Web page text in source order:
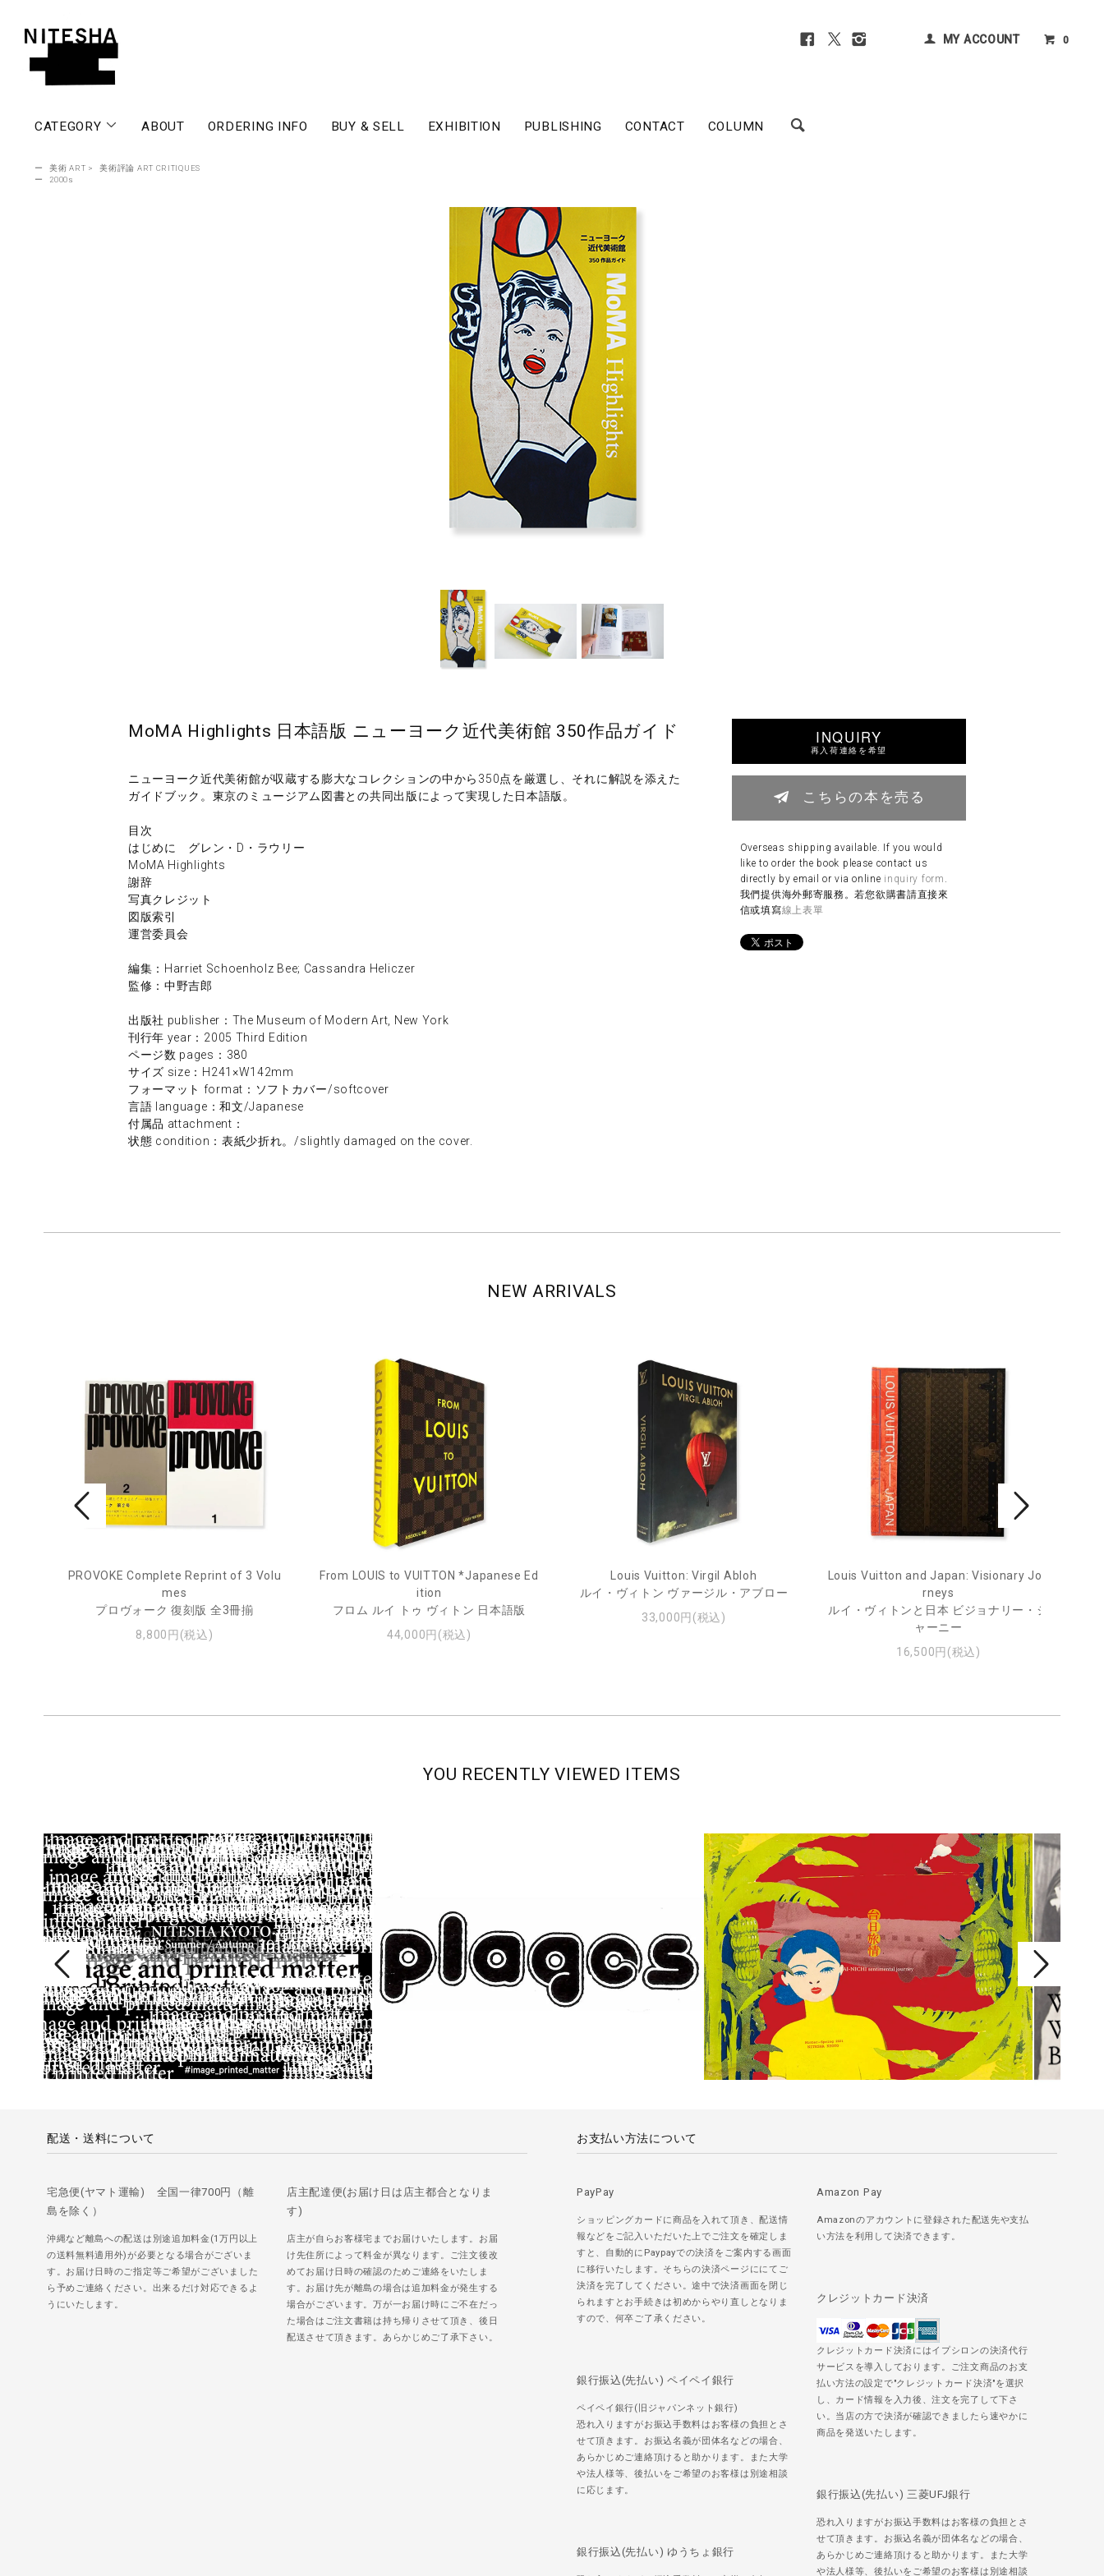
MY ACCOUNT 0
CATEGORY ABOUT ORDERING INFO BUY & SELL EXHIBITION PUBLISHING CONTACT COLUMN
ー 美術 ART >
美術評論 ART CRITIQUES
ー
2000s
MoMA Highlights 日本語版 ニューヨーク近代美術館 350作品ガイド
ニューヨーク近代美術館が収蔵する膨大なコレクションの中から350点を厳選し、それに解説を添えた
ガイドブック。東京のミュージアム図書との共同出版によって実現した日本語版。
目次
はじめに グレン・D・ラウリー
MoMA Highlights
謝辞
写真クレジット
図版索引
運営委員会
編集：Harriet Schoenholz Bee; Cassandra Heliczer
監修：中野吉郎
出版社 publisher：The Museum of Modern Art, New York
刊行年 year：2005 Third Edition
ページ数 pages：380
サイズ size：H241×W142mm
フォーマット format：ソフトカバー/softcover
言語 language：和文/Japanese
付属品 attachment：
状態 condition：表紙少折れ。/slightly damaged on the cover.
INQUIRY
再入荷連絡を希望
こちらの本を売る
Overseas shipping available. If you would
like to order the book please contact us
directly by email or via online inquiry form .
我們提供海外郵寄服務。若您欲購書請直接來
信或填寫線上表單
NEW ARRIVALS
PROVOKE Complete Reprint of 3 Volu
mes
プロヴォーク 復刻版 全3冊揃
8,800円(税込)
From LOUIS to VUITTON *Japanese Ed
ition
フロム ルイ トゥ ヴィトン 日本語版
44,000円(税込)
Louis Vuitton: Virgil Abloh
ルイ・ヴィトン ヴァージル・アブロー
33,000円(税込)
Louis Vuitton and Japan: Visionary Jou
rneys
ルイ・ヴィトンと日本 ビジョナリー・ジ
ャーニー
16,500円(税込)
YOU RECENTLY VIEWED ITEMS
配送・送料について
宅急便(ヤマト運輸) 全国一律700円（離
島を除く）
沖縄など離島への配送は別途追加料金(1万円以上
の送料無料適用外)が必要となる場合がございま
す。お届け日時のご指定等ご希望がございました
ら予めご連絡ください。出来るだけ対応できるよ
うにいたします。
店主配達便(お届け日は店主都合となりま
す)
店主が自らお客様宅までお届けいたします。お届
け先住所によって料金が異なります。ご注文後改
めてお届け日時の確認のためご連絡をいたしま
す。お届け先が離島の場合は追加料金が発生する
場合がございます。万が一お届け時にご不在だっ
た場合はご注文書籍は持ち帰りさせて頂き、後日
配送させて頂きます。あらかじめご了承下さい。
お支払い方法について
PayPay
ショッピングカードに商品を入れて頂き、配送情
報などをご記入いただいた上でご注文を確定しま
すと、自動的にPaypayでの決済をご案内する画面
に移行いたします。そちらの決済ページににてご
決済を完了してください。途中で決済画面を閉じ
られますとお手続きは初めからやり直しとなりま
すので、何卒ご了承ください。
Amazon Pay
Amazonのアカウントに登録された配送先や支払
い方法を利用して決済できます。
クレジットカード決済
クレジットカード決済にはイプシロンの決済代行
サービスを導入しております。ご注文商品のお支
払い方法の設定で"クレジットカード決済"を選択
し、カード情報を入力後、注文を完了して下さ
い。当店の方で決済が確認できましたら速やかに
商品を発送いたします。
銀行振込(先払い) ペイペイ銀行
ペイペイ銀行(旧ジャパンネット銀行)
恐れ入りますがお振込手数料はお客様の負担とさ
せて頂きます。お振込名義が団体名などの場合、
あらかじめご連絡頂けると助かります。また大学
や法人様等、後払いをご希望のお客様は別途相談
に応じます。
銀行振込(先払い) 三菱UFJ銀行
恐れ入りますがお振込手数料はお客様の負担とさ
せて頂きます。お振込名義が団体名などの場合、
あらかじめご連絡頂けると助かります。また大学
や法人様等、後払いをご希望のお客様は別途相談
銀行振込(先払い) ゆうちょ銀行